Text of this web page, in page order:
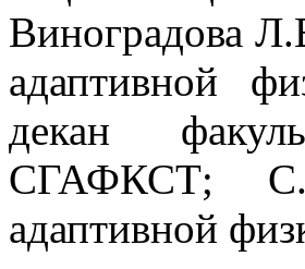
Виноградова
адаптивной
декан
СГАФКСТ;
адаптивной